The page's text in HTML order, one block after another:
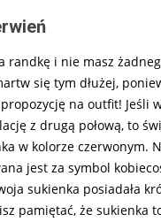
randkę i nie masz
się tym dłużej,
na outfit! Jeśli
z drugą połową, to
w kolorze czerwonym.
jest za symbol
sukienka posiadała
pamiętać, że sukienka